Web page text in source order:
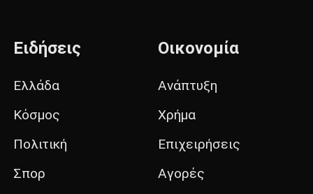
Ειδήσεις
Ελλάδα
Κόσμος
Πολιτική
Σπορ
Οικονομία
Ανάπτυξη
Χρήμα
Επιχειρήσεις
Αγορές